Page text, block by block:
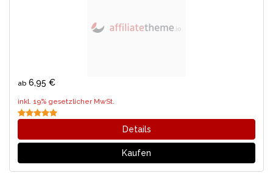
ab 6,95 €
inkl. 19% gesetzlicher MwSt.
Details
Kaufen